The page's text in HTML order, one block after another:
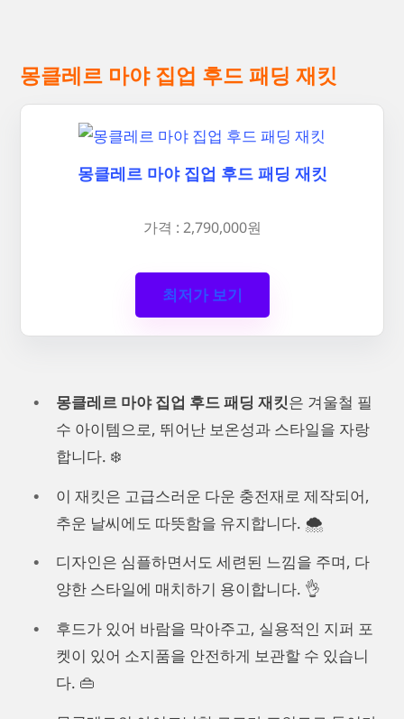
몽클레르 마야 집업 후드 패딩 재킷
몽클레르 마야 집업 후드 패딩 재킷
가격 : 2,790,000원
최저가 보기
몽클레르 마야 집업 후드 패딩 재킷은 겨울철 필
수 아이템으로, 뛰어난 보온성과 스타일을 자랑
합니다. ❄️
이 재킷은 고급스러운 다운 충전재로 제작되어,
추운 날씨에도 따뜻함을 유지합니다. 🌨️
디자인은 심플하면서도 세련된 느낌을 주며, 다
양한 스타일에 매치하기 용이합니다. 👌
후드가 있어 바람을 막아주고, 실용적인 지퍼 포
켓이 있어 소지품을 안전하게 보관할 수 있습니
다. 👜